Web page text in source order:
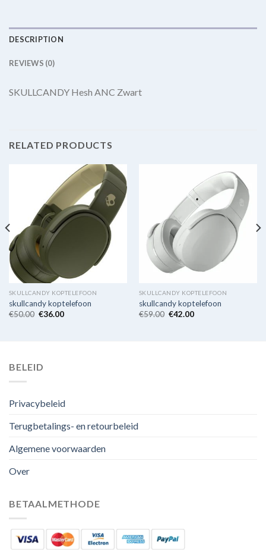
DESCRIPTION
REVIEWS (0)
SKULLCANDY Hesh ANC Zwart
RELATED PRODUCTS
SKULLCANDY KOPTELEFOON
skullcandy koptelefoon
€50.00 €36.00
SKULLCANDY KOPTELEFOON
skullcandy koptelefoon
€59.00 €42.00
BELEID
Privacybeleid
Terugbetalings- en retourbeleid
Algemene voorwaarden
Over
BETAALMETHODE